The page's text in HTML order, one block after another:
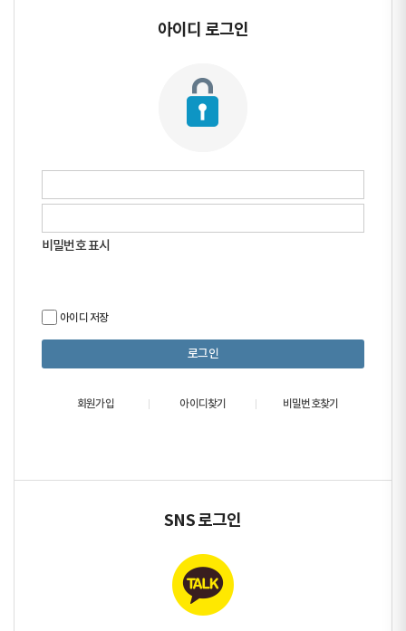
아이디 로그인
비밀번호 표시
아이디 저장
로그인
회원가입 아이디찾기 비밀번호찾기
SNS 로그인